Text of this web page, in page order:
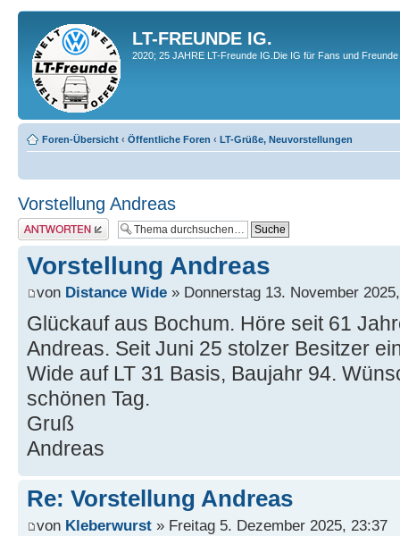
LT-FREUNDE IG.
2020; 25 JAHRE LT-Freunde IG.Die IG für Fans und
Foren-Übersicht ‹ Öffentliche Foren ‹ LT-Grüße, Neuvorstellungen
Vorstellung Andreas
Antwort erstellen
Vorstellung Andreas
von Distance Wide » Donnerstag 13. November
Glückauf aus Bochum. Höre seit 61
Andreas. Seit Juni 25 stolzer Besitzer
Wide auf LT 31 Basis, Baujahr 94.
schönen Tag.
Gruß
Andreas
Re: Vorstellung Andreas
von Kleberwurst » Freitag 5. Dezember 2025, 23:37